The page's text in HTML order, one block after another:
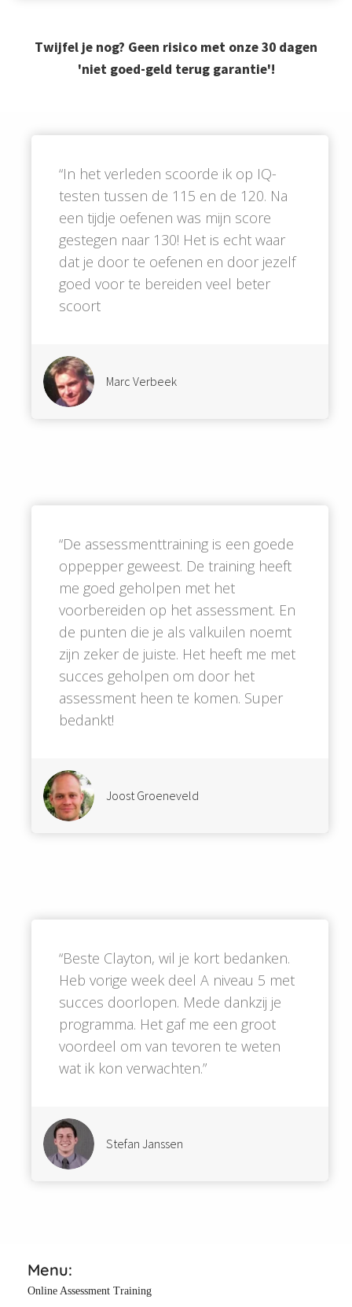
Twijfel je nog? Geen risico met onze 30 dagen
'niet goed-geld terug garantie'!
“In het verleden scoorde ik op IQ-
testen tussen de 115 en de 120. Na
een tijdje oefenen was mijn score
gestegen naar 130! Het is echt waar
dat je door te oefenen en door jezelf
goed voor te bereiden veel beter
scoort
Marc Verbeek
“De assessmenttraining is een goede
oppepper geweest. De training heeft
me goed geholpen met het
voorbereiden op het assessment. En
de punten die je als valkuilen noemt
zijn zeker de juiste. Het heeft me met
succes geholpen om door het
assessment heen te komen. Super
bedankt!
Joost Groeneveld
“Beste Clayton, wil je kort bedanken.
Heb vorige week deel A niveau 5 met
succes doorlopen. Mede dankzij je
programma. Het gaf me een groot
voordeel om van tevoren te weten
wat ik kon verwachten.”
Stefan Janssen
Menu:
Online Assessment Training